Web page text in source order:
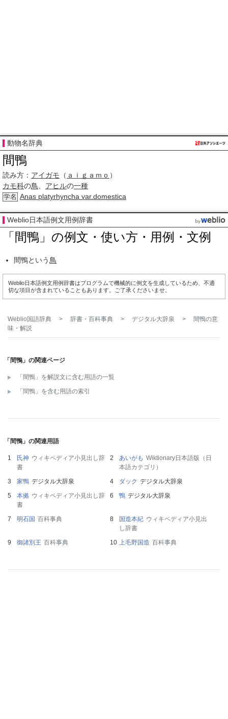
動物名辞典
間鴨
読み方： アイガモ （ ａｉｇａｍｏ ）
カモ科の鳥 アヒルの一種
学名 Anas platyrhyncha var.domestica
Weblio日本語例文用例辞書
「間鴨」の例文・使い方・用例・文例
間鴨という 鳥
Weblio日本語例文用例辞書はプログラムで機械的に例文を生成しているため、不適
切な項目が含まれていることもあります。ご了承くださいませ。
Weblio国語辞典 > 辞書・百科事典 > デジタル大辞泉 > 間鴨の意
味・解説
「間鴨」の関連ページ
「間鴨」を解説文に含む用語の一覧
「間鴨」を含む用語の索引
「間鴨」の関連用語
氏神 ウィキペディア小見出し辞
書
あいがも Wiktionary日本語版（日
本語カテゴリ）
家鴨 デジタル大辞泉 ダック デジタル大辞泉
本拠 ウィキペディア小見出し辞
書
鴨 デジタル大辞泉
明石国 百科事典 国造本紀 ウィキペディア小見出
し辞書
御諸別王 百科事典 上毛野国造 百科事典